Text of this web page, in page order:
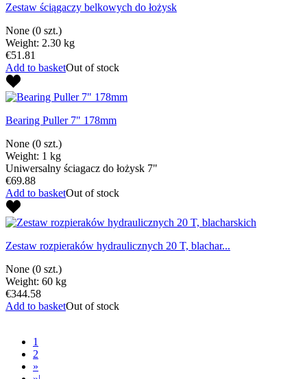
Zestaw ściągaczy belkowych do łożysk
None (0 szt.)
Weight: 2.30 kg
€51.81
Add to basketOut of stock
Bearing Puller 7" 178mm
None (0 szt.)
Weight: 1 kg
Uniwersalny ściagacz do łożysk 7"
€69.88
Add to basketOut of stock
Zestaw rozpieraków hydraulicznych 20 T, blachar...
None (0 szt.)
Weight: 60 kg
€344.58
Add to basketOut of stock
1
2
»